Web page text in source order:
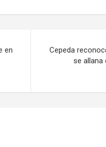
en
Cepeda
se allana